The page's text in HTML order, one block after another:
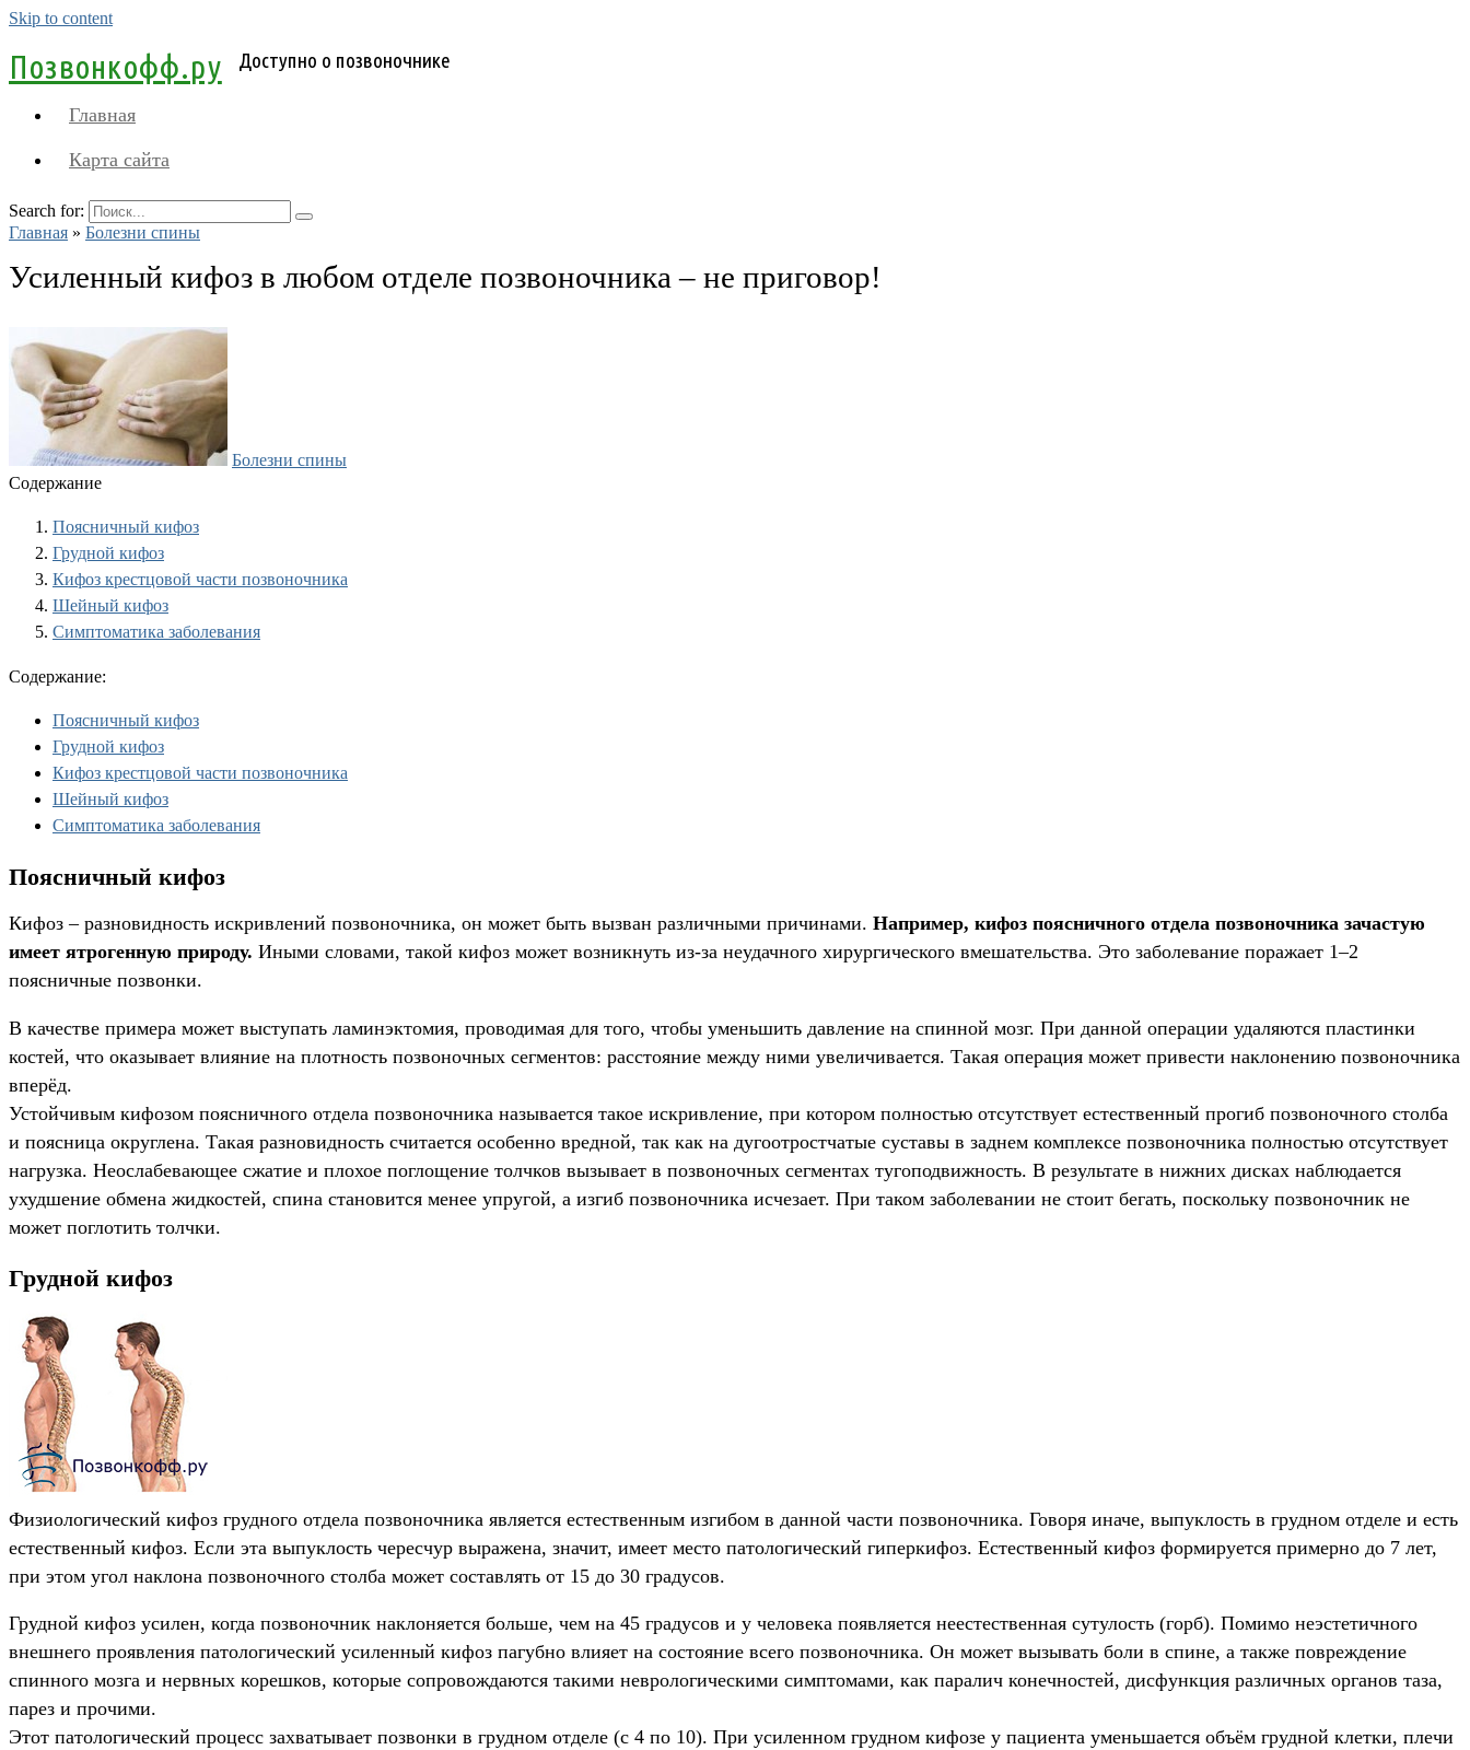
Skip to content
Позвонкофф.ру Доступно о позвоночнике
Главная
Карта сайта
Search for:
Главная » Болезни спины
Усиленный кифоз в любом отделе позвоночника – не приговор!
Болезни спины
Содержание
Поясничный кифоз
Грудной кифоз
Кифоз крестцовой части позвоночника
Шейный кифоз
Симптоматика заболевания
Содержание:
Поясничный кифоз
Грудной кифоз
Кифоз крестцовой части позвоночника
Шейный кифоз
Симптоматика заболевания
Поясничный кифоз
Кифоз – разновидность искривлений позвоночника, он может быть вызван различными причинами. Например, кифоз поясничного отдела позвоночника зачастую
имеет ятрогенную природу. Иными словами, такой кифоз может возникнуть из-за неудачного хирургического вмешательства. Это заболевание поражает 1–2
поясничные позвонки.
В качестве примера может выступать ламинэктомия, проводимая для того, чтобы уменьшить давление на спинной мозг. При данной операции удаляются пластинки
костей, что оказывает влияние на плотность позвоночных сегментов: расстояние между ними увеличивается. Такая операция может привести наклонению позвоночника
вперёд.
Устойчивым кифозом поясничного отдела позвоночника называется такое искривление, при котором полностью отсутствует естественный прогиб позвоночного столба
и поясница округлена. Такая разновидность считается особенно вредной, так как на дугоотростчатые суставы в заднем комплексе позвоночника полностью отсутствует
нагрузка. Неослабевающее сжатие и плохое поглощение толчков вызывает в позвоночных сегментах тугоподвижность. В результате в нижних дисках наблюдается
ухудшение обмена жидкостей, спина становится менее упругой, а изгиб позвоночника исчезает. При таком заболевании не стоит бегать, поскольку позвоночник не
может поглотить толчки.
Грудной кифоз
Физиологический кифоз грудного отдела позвоночника является естественным изгибом в данной части позвоночника. Говоря иначе, выпуклость в грудном отделе и есть
естественный кифоз. Если эта выпуклость чересчур выражена, значит, имеет место патологический гиперкифоз. Естественный кифоз формируется примерно до 7 лет,
при этом угол наклона позвоночного столба может составлять от 15 до 30 градусов.
Грудной кифоз усилен, когда позвоночник наклоняется больше, чем на 45 градусов и у человека появляется неестественная сутулость (горб). Помимо неэстетичного
внешнего проявления патологический усиленный кифоз пагубно влияет на состояние всего позвоночника. Он может вызывать боли в спине, а также повреждение
спинного мозга и нервных корешков, которые сопровождаются такими неврологическими симптомами, как паралич конечностей, дисфункция различных органов таза,
парез и прочими.
Этот патологический процесс захватывает позвонки в грудном отделе (с 4 по 10). При усиленном грудном кифозе у пациента уменьшается объём грудной клетки, плечи